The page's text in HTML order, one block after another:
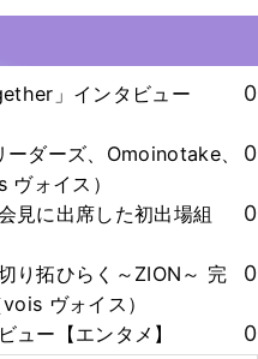
」インタビュー
0
ーダーズ、Omoinotake、
ォイス）
0
見に出席した初出場組
0
り拓ひらく～ZION～ 完
ヴォイス）
0
ュー【エンタメ】 0